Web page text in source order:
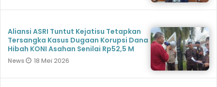
Aliansi ASRI Tuntut Kejatisu Tetapkan
Tersangka Kasus Dugaan Korupsi Dana
Hibah KONI Asahan Senilai Rp52,5 M
News 18 Mei 2026